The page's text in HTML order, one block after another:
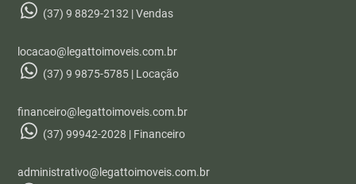
(37) 9 8829-2132 | Vendas
locacao@legattoimoveis.com.br
(37) 9 9875-5785 | Locação
financeiro@legattoimoveis.com.br
(37) 99942-2028 | Financeiro
administrativo@legattoimoveis.com.br